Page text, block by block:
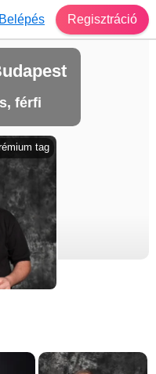
Belépés Regisztráció
férfi
tag